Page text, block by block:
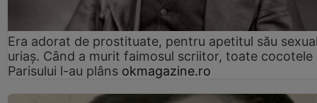
Era adorat de prostituate, pentru apetitul său
uriaș. Când a murit faimosul scriitor, toate cocotele
Parisului l-au plâns okmagazine.ro